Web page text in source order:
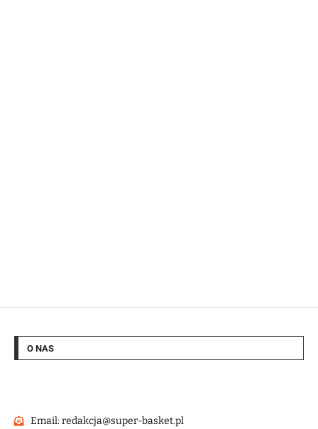
O NAS
Email: redakcja@super-basket.pl